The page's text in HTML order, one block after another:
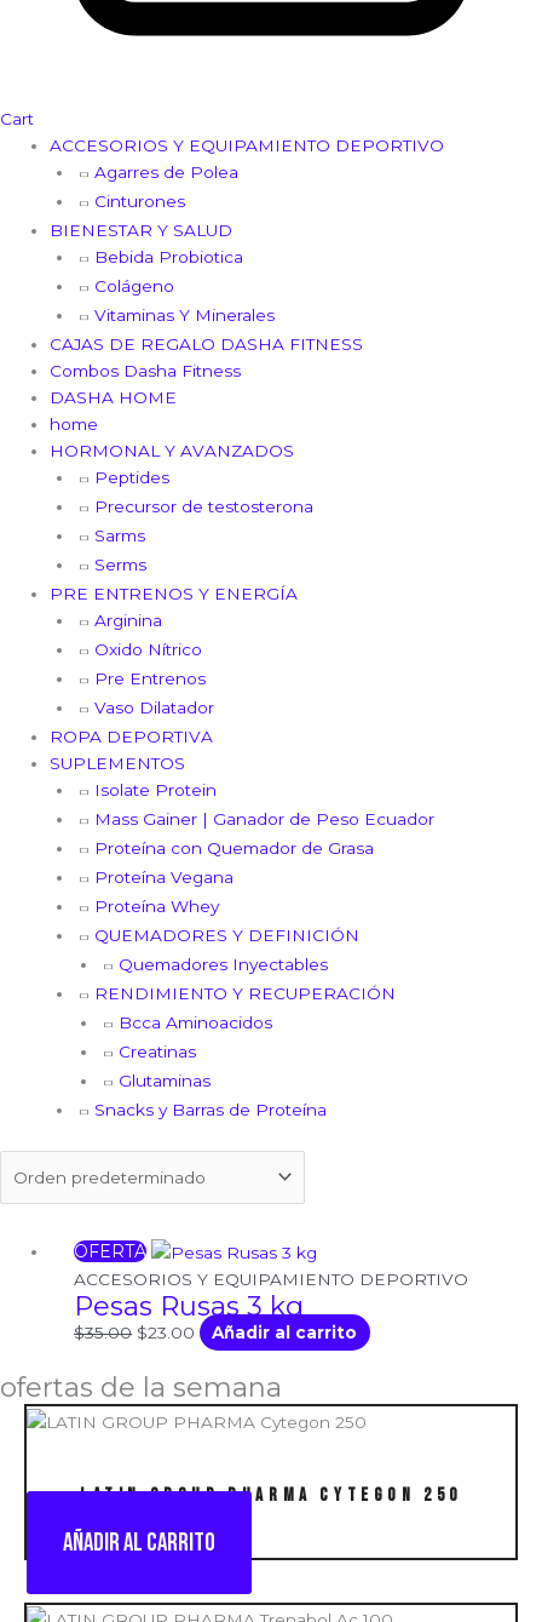
Cart
ACCESORIOS Y EQUIPAMIENTO DEPORTIVO
Agarres de Polea
Cinturones
BIENESTAR Y SALUD
Bebida Probiotica
Colágeno
Vitaminas Y Minerales
CAJAS DE REGALO DASHA FITNESS
Combos Dasha Fitness
DASHA HOME
home
HORMONAL Y AVANZADOS
Peptides
Precursor de testosterona
Sarms
Serms
PRE ENTRENOS Y ENERGÍA
Arginina
Oxido Nítrico
Pre Entrenos
Vaso Dilatador
ROPA DEPORTIVA
SUPLEMENTOS
Isolate Protein
Mass Gainer | Ganador de Peso Ecuador
Proteína con Quemador de Grasa
Proteína Vegana
Proteína Whey
QUEMADORES Y DEFINICIÓN
Quemadores Inyectables
RENDIMIENTO Y RECUPERACIÓN
Bcca Aminoacidos
Creatinas
Glutaminas
Snacks y Barras de Proteína
OFERTA
ACCESORIOS Y EQUIPAMIENTO DEPORTIVO
Pesas Rusas 3 kg
$35.00
El
precio
original
era:
$23.00
El
precio
actual
es:
$23.00.
Añadir al carrito
ofertas de la semana
LATIN GROUP PHARMA Cytegon 250
Añadir al carrito